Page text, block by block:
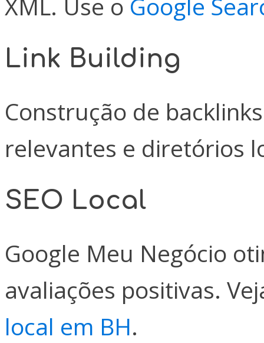
XML. Use o Google
Link Building
Construção de
relevantes e diretórios
SEO Local
Google Meu Negócio
avaliações positivas.
local em BH.